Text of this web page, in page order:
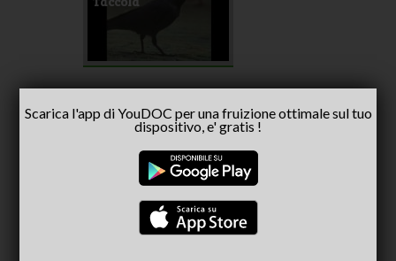
Focus in Italia -
Pellicano riccio
Focus in Italia -
Scarica l'app di YouDOC per una fruizione ottimale sul tuo
dispositivo, e' gratis !